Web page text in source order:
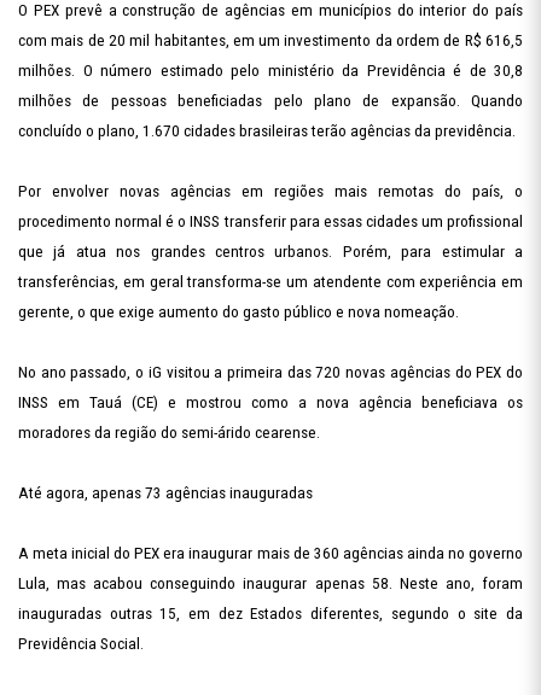
O PEX prevê a construção de agências em municípios do interior do país
com mais de 20 mil habitantes, em um investimento da ordem de R$ 616,5
milhões. O número estimado pelo ministério da Previdência é de 30,8
milhões de pessoas beneficiadas pelo plano de expansão. Quando
concluído o plano, 1.670 cidades brasileiras terão agências da previdência.
Por envolver novas agências em regiões mais remotas do país, o
procedimento normal é o INSS transferir para essas cidades um profissional
que já atua nos grandes centros urbanos. Porém, para estimular a
transferências, em geral transforma-se um atendente com experiência em
gerente, o que exige aumento do gasto público e nova nomeação.
No ano passado, o iG visitou a primeira das 720 novas agências do PEX do
INSS em Tauá (CE) e mostrou como a nova agência beneficiava os
moradores da região do semi-árido cearense.
Até agora, apenas 73 agências inauguradas
A meta inicial do PEX era inaugurar mais de 360 agências ainda no governo
Lula, mas acabou conseguindo inaugurar apenas 58. Neste ano, foram
inauguradas outras 15, em dez Estados diferentes, segundo o site da
Previdência Social.